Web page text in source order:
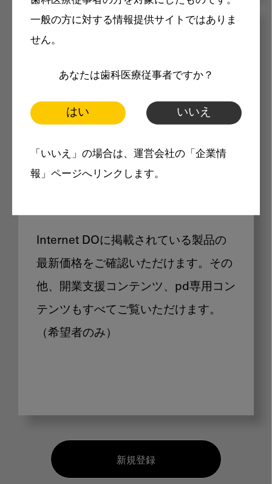
一般の方に対する情報提供サイトではありま
せん。
あなたは歯科医療従事者ですか？
はい いいえ
「いいえ」の場合は、運営会社の「企業情
報」ページへリンクします。
Internet DOに掲載されている
製品価格も閲覧可能
Internet DOに掲載されている製品の
最新価格をご確認いただけます。その
他、開業支援コンテンツ、pd専用コン
テンツもすべてご覧いただけます。
（希望者のみ）
新規登録